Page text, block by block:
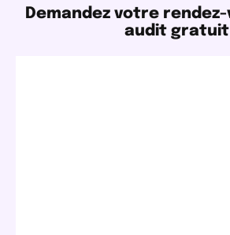
Demandez votre
audit gratuit